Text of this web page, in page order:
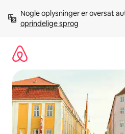
videre
Nogle oplysninger er oversat
oprindelige sprog